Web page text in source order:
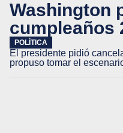
Washington
cumpleaños
POLÍTICA
El presidente pidió
propuso tomar el